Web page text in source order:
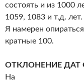
состоять и из 1000
1059, 1083 и т.д. лет.
Я намерен
кратные 100.
ОТКЛОНЕНИЕ ДАТ
На